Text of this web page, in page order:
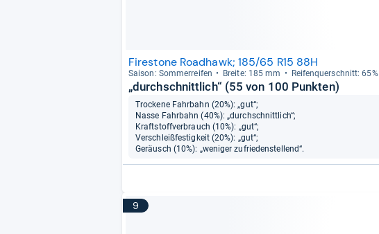
Firestone Roadhawk; 185/65 R15 88H
Sai­son: Som­mer­rei­fen Breite: 185 mm Rei­fen­quer­schnitt: 65%
„durchschnittlich“ (55 von 100 Punkten)
Trockene Fahrbahn (20%): „gut“;
Nasse Fahrbahn (40%): „durchschnittlich“;
Kraftstoffverbrauch (10%): „gut“;
Verschleißfestigkeit (20%): „gut“;
Geräusch (10%): „weniger zufriedenstellend“.
9